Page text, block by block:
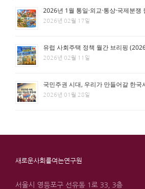
2026년 1월 통일·외교·통상·국제분쟁
2026년 02월 17일
유럽 사회주택 정책 월간 브리핑
2026년 02월 11일
국민주권 시대, 우리가 만들어갈 한국
2026년 01월 28일
새로운사회를여는연구원
서울시 영등포구 선유동 1로 33, 3층